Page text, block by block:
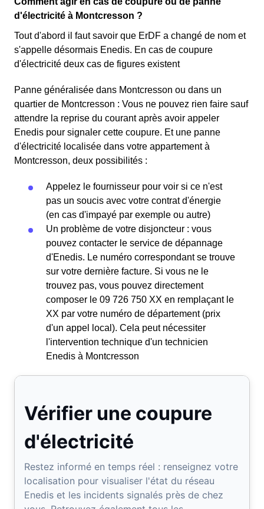
d'électricité à Montcresson ?
Tout d'abord il faut savoir que ErDF a changé de nom et
s'appelle désormais Enedis. En cas de coupure
d'électricité deux cas de figures existent
Panne généralisée dans Montcresson ou dans un
quartier de Montcresson : Vous ne pouvez rien faire sauf
attendre la reprise du courant après avoir appeler
Enedis pour signaler cette coupure. Et une panne
d'électricité localisée dans votre appartement à
Montcresson, deux possibilités :
Appelez le fournisseur pour voir si ce n'est
pas un soucis avec votre contrat d'énergie
(en cas d'impayé par exemple ou autre)
Un problème de votre disjoncteur : vous
pouvez contacter le service de dépannage
d'Enedis. Le numéro correspondant se trouve
sur votre dernière facture. Si vous ne le
trouvez pas, vous pouvez directement
composer le 09 726 750 XX en remplaçant le
XX par votre numéro de département (prix
d'un appel local). Cela peut nécessiter
l'intervention technique d'un technicien
Enedis à Montcresson